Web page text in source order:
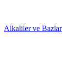
Alkaliler ve Bazlar